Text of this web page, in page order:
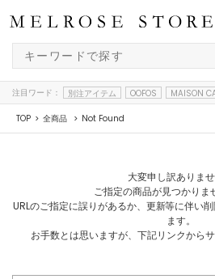
注目ワード： 別注アイテム OOFOS MAISON
TOP 全商品 Not Found
大変申し訳ありませ
ご指定の商品が見つかりま
URLのご指定に誤りがあるか、更新等に伴い
ます。
お手数とは思いますが、下記リンクから